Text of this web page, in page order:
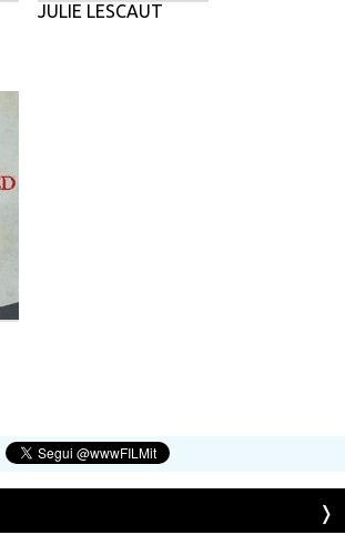
JULIE LESCAUT